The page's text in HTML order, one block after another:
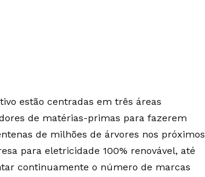
estão centradas em três áreas
de matérias-primas para fazerem
de milhões de árvores nos próximos
para eletricidade 100% renovável, até
continuamente o número de marcas